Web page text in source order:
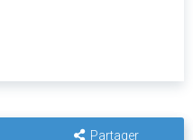
Partager